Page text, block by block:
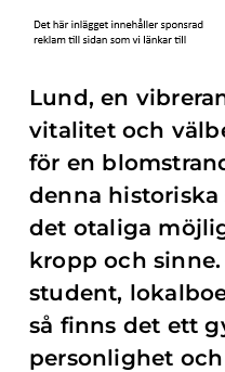
Lund, en
vitalitet och
för en
denna
det otaliga
kropp och
student,
så finns det ett
personlighet